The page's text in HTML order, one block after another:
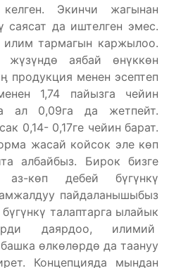
Экинчи жагынан
саясат да иштелген эмес.
тармагын каржылоо.
аябай өнүккөн
продукция менен эсептеп
1,74 пайызга чейин
ал 0,09га да жетпейт.
0,14- 0,17ге чейин барат.
жасай койсок эле көп
албайбыз. Бирок бизге
аз-көп дебей бүгүнкү
пайдаланышыбыз
талаптарга ылайык
даярдоо, илимий
өлкөлөрдө да таануу
Концепцияда мындан